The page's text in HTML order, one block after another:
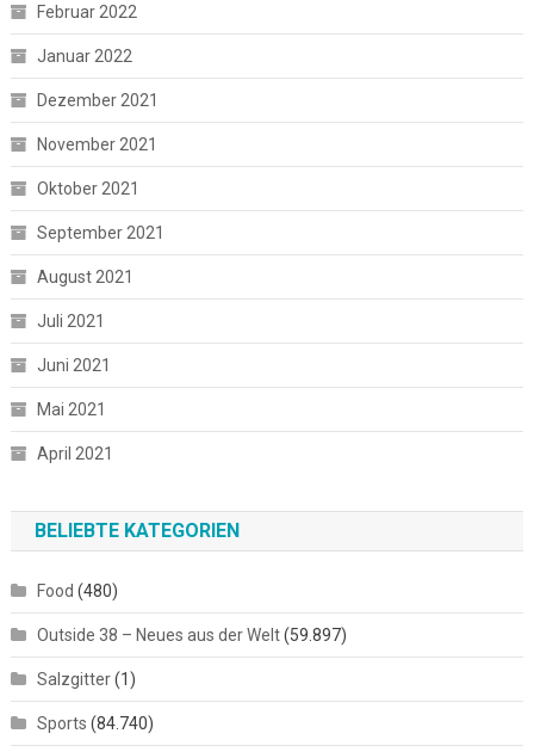
Februar 2022
Januar 2022
Dezember 2021
November 2021
Oktober 2021
September 2021
August 2021
Juli 2021
Juni 2021
Mai 2021
April 2021
BELIEBTE KATEGORIEN
Food (480)
Outside 38 – Neues aus der Welt(59.897)
Salzgitter(1)
Sports (84.740)